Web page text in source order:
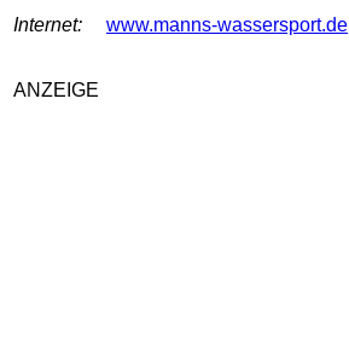
Internet:
www.manns-wassersport.de
ANZEIGE